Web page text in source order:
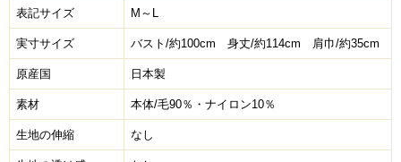
表記サイズ M～L
実寸サイズ バスト/約100cm 身丈/約114cm 肩巾/約35cm
原産国 日本製
素材 本体/毛90％・ナイロン10％
生地の伸縮 なし